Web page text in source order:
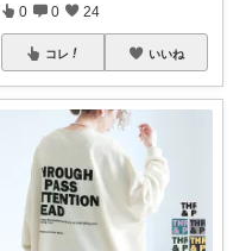
0 0 24
コレ いいね